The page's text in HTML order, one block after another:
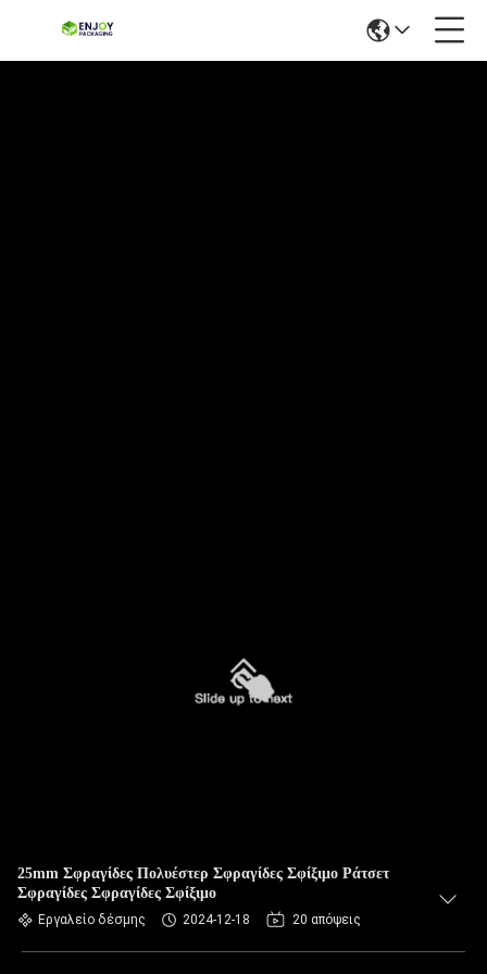
25mm Σφραγίδες Πολυέστερ Σφραγίδες Σφίξιμο Ράτσετ
Σφραγίδες Σφραγίδες Σφίξιμο
Εργαλείο δέσμης 2024-12-18 20 απόψεις